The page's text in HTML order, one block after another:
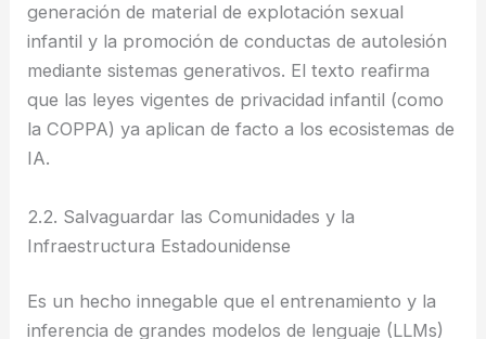
generación de material de explotación sexual
infantil y la promoción de conductas de autolesión
mediante sistemas generativos. El texto reafirma
que las leyes vigentes de privacidad infantil (como
la COPPA) ya aplican de facto a los ecosistemas de
IA.
2.2. Salvaguardar las Comunidades y la
Infraestructura Estadounidense
Es un hecho innegable que el entrenamiento y la
inferencia de grandes modelos de lenguaje (LLMs)